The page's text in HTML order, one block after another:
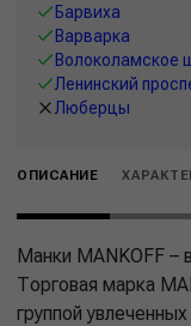
Барвиха
Варварка
Волоколамское
Ленинский
Люберцы
ОПИСАНИЕ
Манки MANKOFF –
Торговая марка
группой